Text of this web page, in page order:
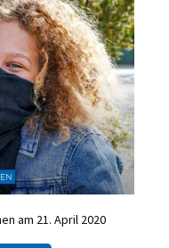
am 21. April 2020